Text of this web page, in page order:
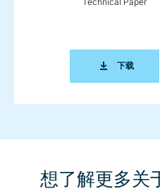
下载
想了解更多关